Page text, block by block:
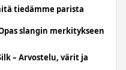
tiedämme parista
slangin merkitykseen
– Arvostelu, värit ja